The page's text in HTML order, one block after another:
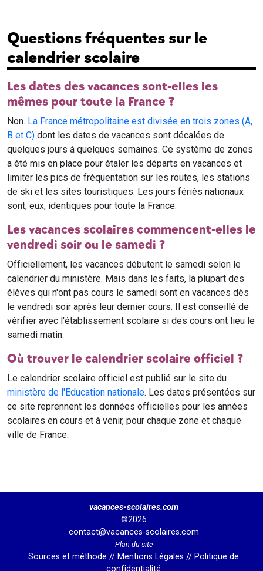
Questions fréquentes sur le
calendrier scolaire
Les dates des vacances sont-elles les
mêmes pour toute la France ?
Non. La France métropolitaine est divisée en trois zones (A,
B et C) dont les dates de vacances sont décalées de
quelques jours à quelques semaines. Ce système de zones
a été mis en place pour étaler les départs en vacances et
limiter les pics de fréquentation sur les routes, les stations
de ski et les sites touristiques. Les jours fériés nationaux
sont, eux, identiques pour toute la France.
Les vacances scolaires commencent-elles le
vendredi soir ou le samedi ?
Officiellement, les vacances débutent le samedi selon le
calendrier du ministère. Mais dans les faits, la plupart des
élèves qui n'ont pas cours le samedi sont en vacances dès
le vendredi soir après leur dernier cours. Il est conseillé de
vérifier avec l'établissement scolaire si des cours ont lieu le
samedi matin.
Où trouver le calendrier scolaire officiel ?
Le calendrier scolaire officiel est publié sur le site du
ministère de l'Education nationale. Les dates présentées sur
ce site reprennent les données officielles pour les années
scolaires en cours et à venir, pour chaque zone et chaque
ville de France.
vacances-scolaires.com
©2026
contact@vacances-scolaires.com
Plan du site
Sources et méthode // Mentions Légales // Politique de